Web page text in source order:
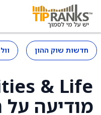
חדשות שוק ההון
& Life
מודיעה על